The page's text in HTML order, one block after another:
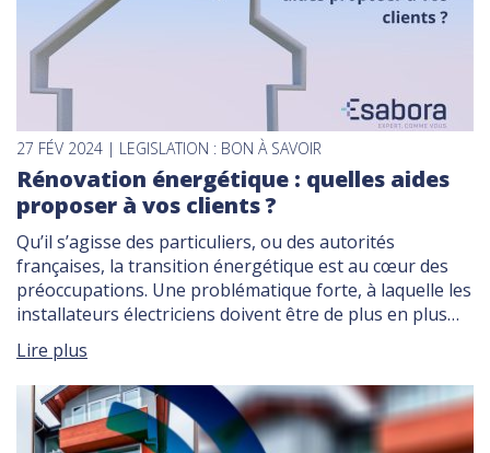
27 FÉV 2024 | LEGISLATION : BON À SAVOIR
Rénovation énergétique : quelles aides
proposer à vos clients ?
Qu’il s’agisse des particuliers, ou des autorités
françaises, la transition énergétique est au cœur des
préoccupations. Une problématique forte, à laquelle les
installateurs électriciens doivent être de plus en plus
sensibles, afin d’aiguiller au mieux leurs clients,
notamment en termes de rénovation énergétique.
Focus sur les mesures mises en place pour favoriser
cette transition. MaPrimeRénov’ […]
Lire plus